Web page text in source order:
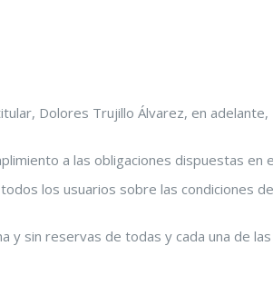
Dolores Trujillo Álvarez, en adelante,
a las obligaciones dispuestas en
los usuarios sobre las condiciones
y sin reservas de todas y cada una de